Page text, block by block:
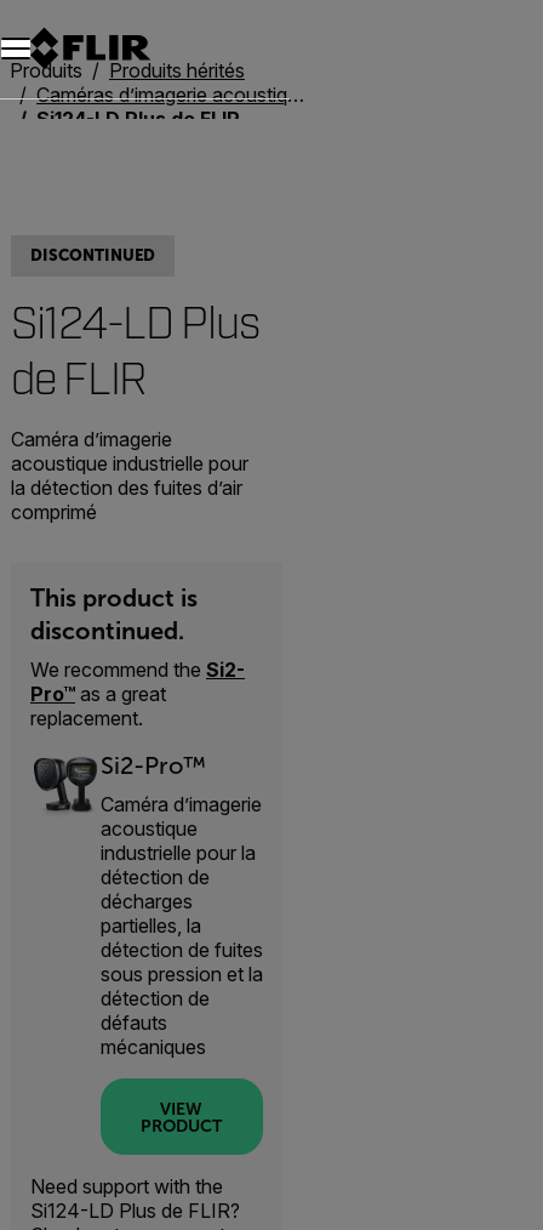
Unread messages
Modèle
Supprimer
articles
article
Ajouter au panier
Ajouté au panier
Produits
Produits hérités
Caméras d’imagerie acoustique héritées
Si124-LD Plus de FLIR
DISCONTINUED
Si124-LD Plus
de FLIR
Caméra d’imagerie
acoustique industrielle pour
la détection des fuites d’air
comprimé
This product is
discontinued.
We recommend the Si2-
Pro™ as a great
replacement.
Si2-Pro™
Caméra d’imagerie
acoustique
industrielle pour la
détection de
décharges
partielles, la
détection de fuites
sous pression et la
détection de
défauts
mécaniques
VIEW
PRODUCT
Need support with the
Si124-LD Plus de FLIR?